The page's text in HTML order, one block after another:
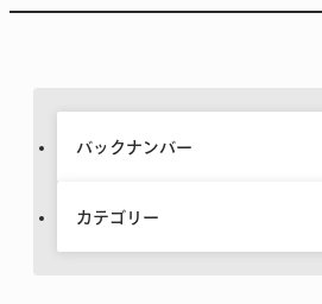
バックナンバー
カテゴリー